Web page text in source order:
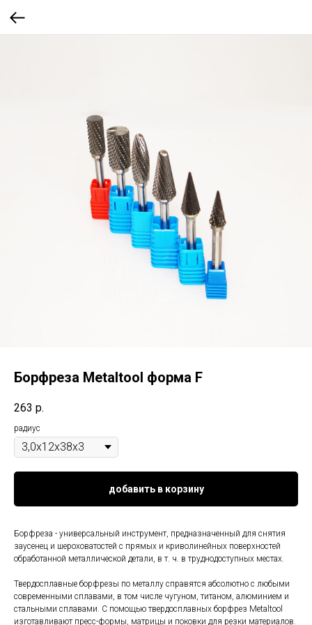
Борфреза Metaltool форма F
263 р.
радиус
добавить в корзину
Борфреза - универсальный инструмент, предназначенный для снятия
заусенец и шероховатостей с прямых и криволинейных поверхностей
обработанной металлической детали, в т. ч. в труднодоступных местах.
Твердосплавные борфрезы по металлу справятся абсолютно с любыми
современными сплавами, в том числе чугуном, титаном, алюминием и
стальными сплавами. С помощью твердосплавных борфрез Metaltool
изготавливают пресс-формы, матрицы и поковки для резки материалов.